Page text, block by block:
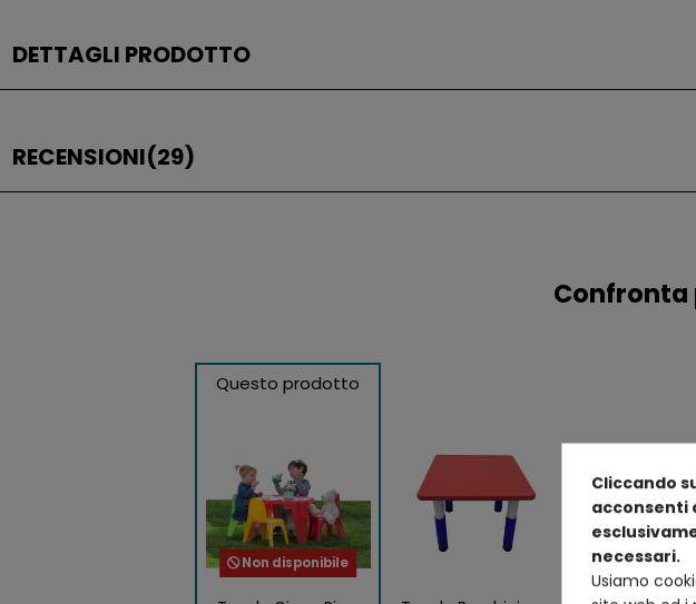
DETTAGLI PRODOTTO
RECENSIONI(29)
Questo prodotto
Non disponibile
Cliccando
acconsenti
necessari.
Usiamo